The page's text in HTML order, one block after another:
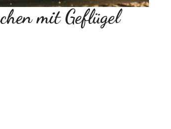
mit Geflügel